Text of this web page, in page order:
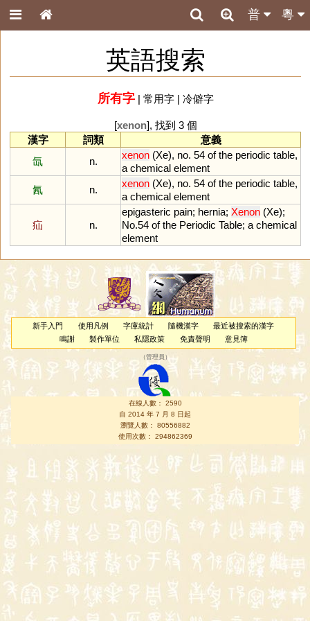
粵
普
英語搜索
所有字| 常用字| 冷僻字
[xenon], 找到 3 個
漢字
詞類
意義
氙
n.
xenon (Xe), no. 54 of the periodic table,
a chemical element
氥
n.
xenon (Xe), no. 54 of the periodic table,
a chemical element
疝 n.
epigasteric pain; hernia; Xenon (Xe);
No.54 of the Periodic Table; a chemical
element
新手入門 使用凡例 字庫統計 隨機漢字
最近被搜索的漢字
鳴謝
製作單位 私隱政策 免責聲明 意見簿
（管理員 ）
在線人數： 2590
自 2014 年 7 月 8 日起
瀏覽人數： 80556882
使用次數： 294862369